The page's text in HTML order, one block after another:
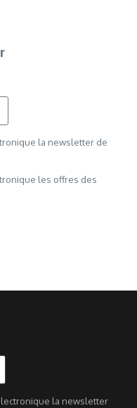
la newsletter de
les offres des
la newsletter